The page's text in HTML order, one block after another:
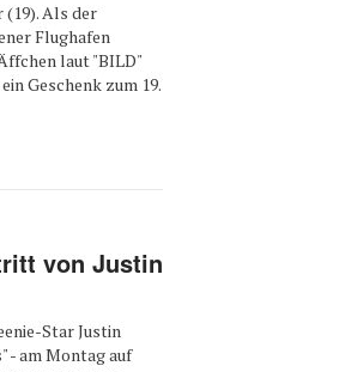
(19). Als der
Flughafen
laut "BILD"
Geschenk zum 19.
von Justin
Star Justin
- am Montag auf